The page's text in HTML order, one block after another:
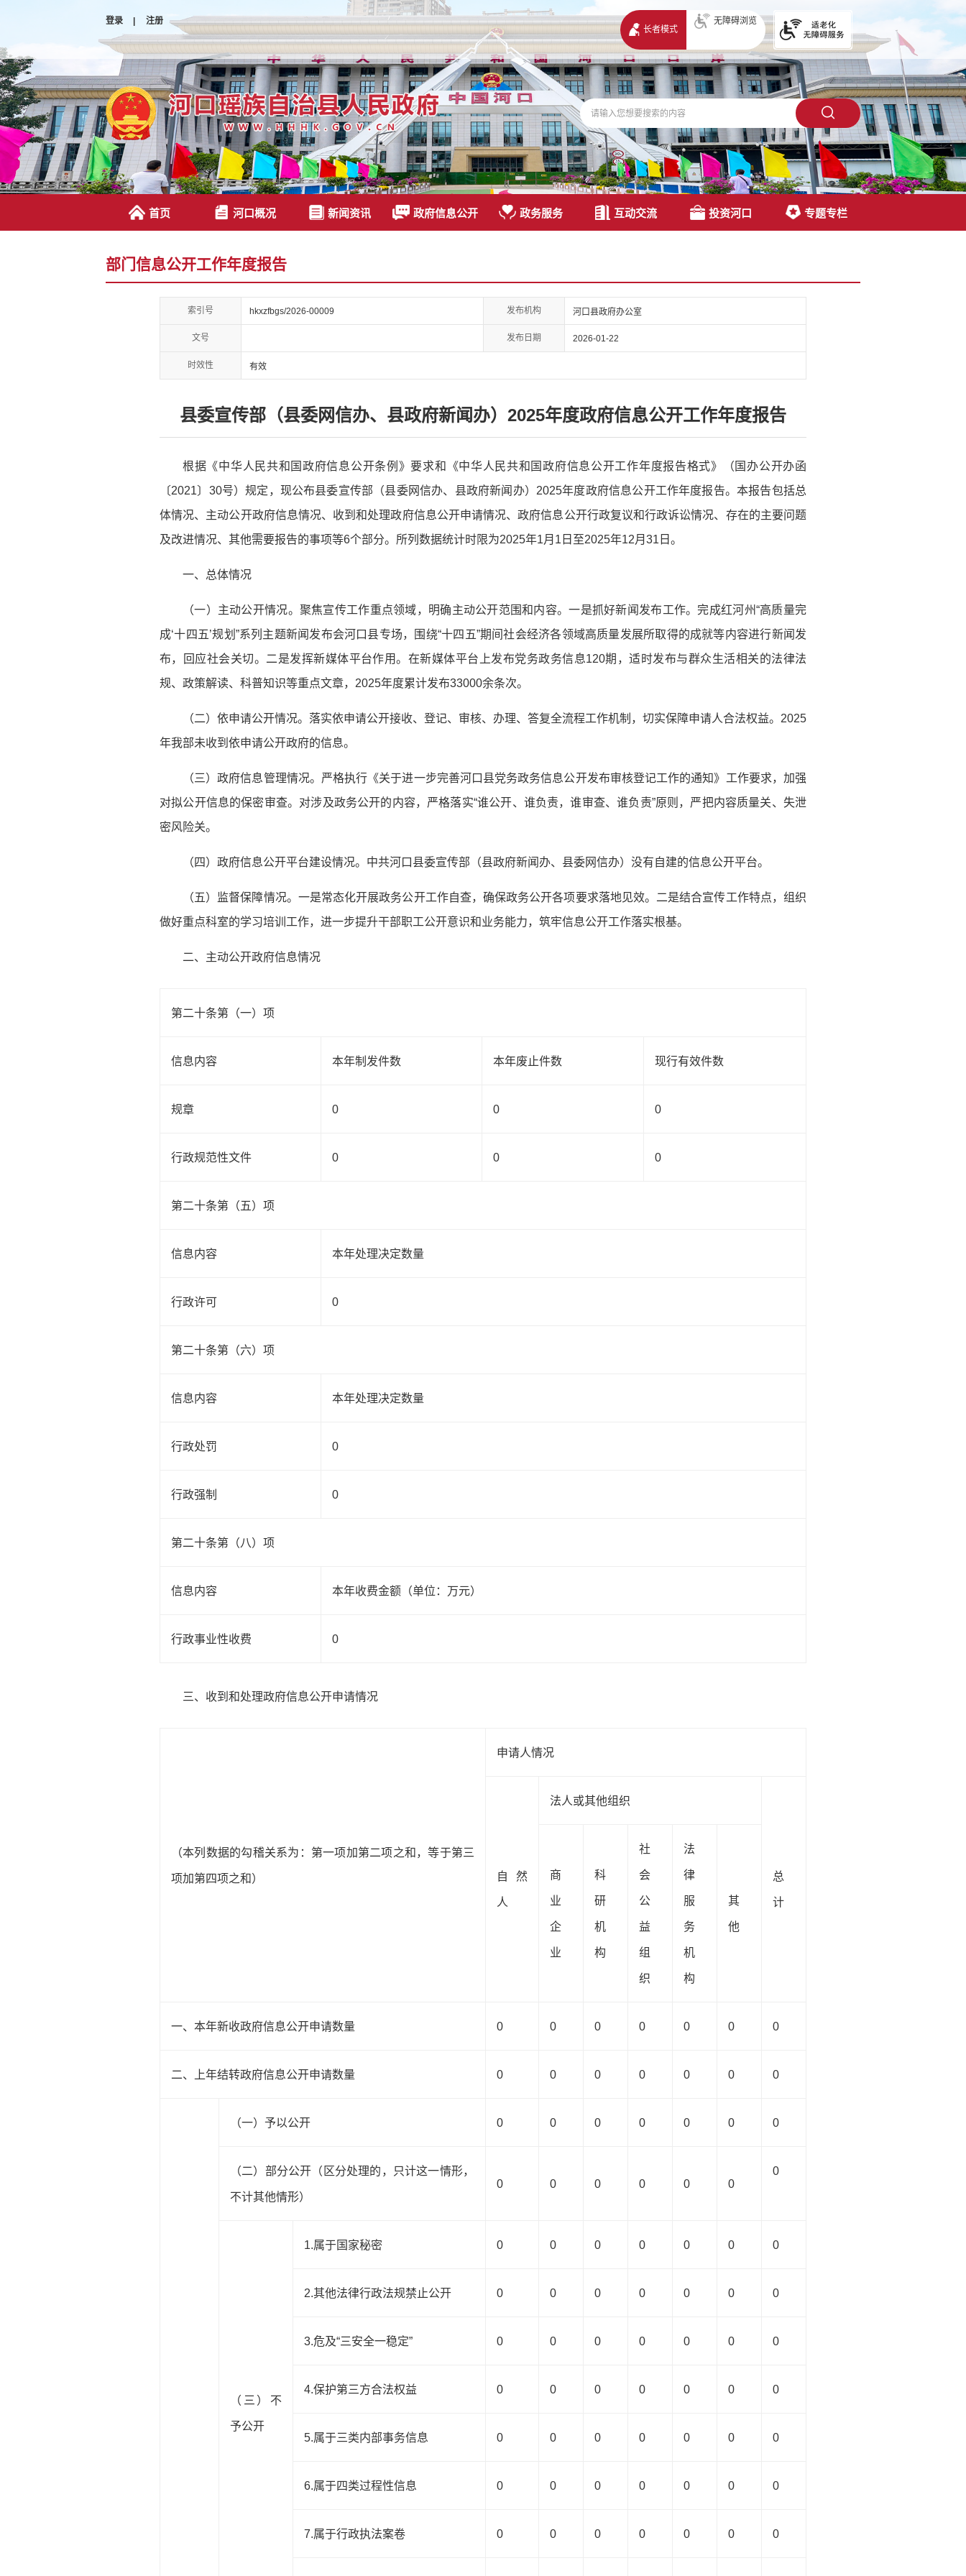
登录 |
注册
长者模式
无障碍浏览
首页 河口概况 新闻资讯 政府信息公开 政务服务 互动交流 投资河口 专题专栏
部门信息公开工作年度报告
索引号 hkxzfbgs/2026-00009 发布机构 河口县政府办公室
文号 发布日期 2026-01-22
时效性 有效
县委宣传部（县委网信办、县政府新闻办）2025年度政府信息公开工作年度报告
根据《中华人 民共和国政府信息公开条例》要求和《中华人民共和国政府信息公开工作年度报告格式》（国办公开办函
〔2021〕30号）规定，现公布县委宣传部（县委网信办、县政府新闻办）2025年度政府信息公开工作年度报告。本报告包括总
体情况、主动公开政府信息情况、收到和处理政府信息公开申请情况、政府信息公开行政复议和行政诉讼情况、存在的主要问题
及改进情况、其他需要报告的事项等6个部分。所列数据统计时限为2025年1月1日至2025年12月31日。
一、总体情况
（一）主动公开情况。聚焦宣传工作重点领域，明确主动公开范围和内容。一是抓好新闻发布工作。完成红河州“高质量完
成‘十四五’规划”系列主题新闻发布会河口县专场，围绕“十四五”期间社会经济各领域高质量发展所取得的成就等内容进行新闻发
布，回应社会关切。二是发挥新媒体平台作用。在新媒体平台上发布党务政务信息120期，适时发布与群众生活相关的法律法
规、政策解读、科普知识等重点文章，2025年度累计发布33000余条次。
（二）依申请公开情况。落实依申请公开接收、登记、审核、办理、答复全流程工作机制，切实保障申请人合法权益。2025
年我部未收到依申请公开政府的信息。
（三）政府信息管理情况。严格执行《关于进一步完善河口县党务政务信息公开发布审核登记工作的通知》工作要求，加强
对拟公开信息的保密审查。对涉及政务公开的内容，严格落实“谁公开、谁负责，谁审查、谁负责”原则，严把内容质量关、失泄
密风险关。
（四）政府信息公开平台建设情况。中共河口县委宣传部（县政府新闻办、县委网信办）没有自建的信息公开平台。
（五）监督保障情况。一是常态化开展政务公开工作自查，确保政务公开各项要求落地见效。二是结合宣传工作特点，组织
做好重点科室的学习培训工作，进一步提升干部职工公开意识和业务能力，筑牢信息公开工作落实根基。
二、主动公开政府信息情况
第二十条第（一）项
信息内容 本年制发件数 本年废止件数 现行有效件数
规章 0 0 0
行政规范性文件 0 0 0
第二十条第（五）项
信息内容 本年处理决定数量
行政许可 0
第二十条第（六）项
信息内容 本年处理决定数量
行政处罚 0
行政强制 0
第二十条第（八）项
信息内容 本年收费金额（单位：万元）
行政事业性收费 0
三、收到和处理政府信息公开申请情况
（本列数据的勾稽关系为：第一项加第二项之和，等于第三
项加第四项之和）
申请人情况
自然
人
法人或其他组织
总
计
商
业
企
业
科
研
机
构
社
会
公
益
组
织
法
律
服
务
机
构
其
他
一、本年新收政府信息公开申请数量 0 0 0 0 0 0 0
二、上年结转政府信息公开申请数量 0 0 0 0 0 0 0
（一）予以公开 0 0 0 0 0 0 0
（二）部分公开（区分处理的，只计这一情形，
不计其他情形）
0 0 0 0 0 0
0
（三）不
予公开
1.属于国家秘密 0 0 0 0 0 0 0
2.其他法律行政法规禁止公开 0 0 0 0 0 0 0
3.危及“三安全一稳定” 0 0 0 0 0 0 0
4.保护第三方合法权益 0 0 0 0 0 0 0
5.属于三类内部事务信息 0 0 0 0 0 0 0
6.属于四类过程性信息 0 0 0 0 0 0 0
7.属于行政执法案卷 0 0 0 0 0 0 0